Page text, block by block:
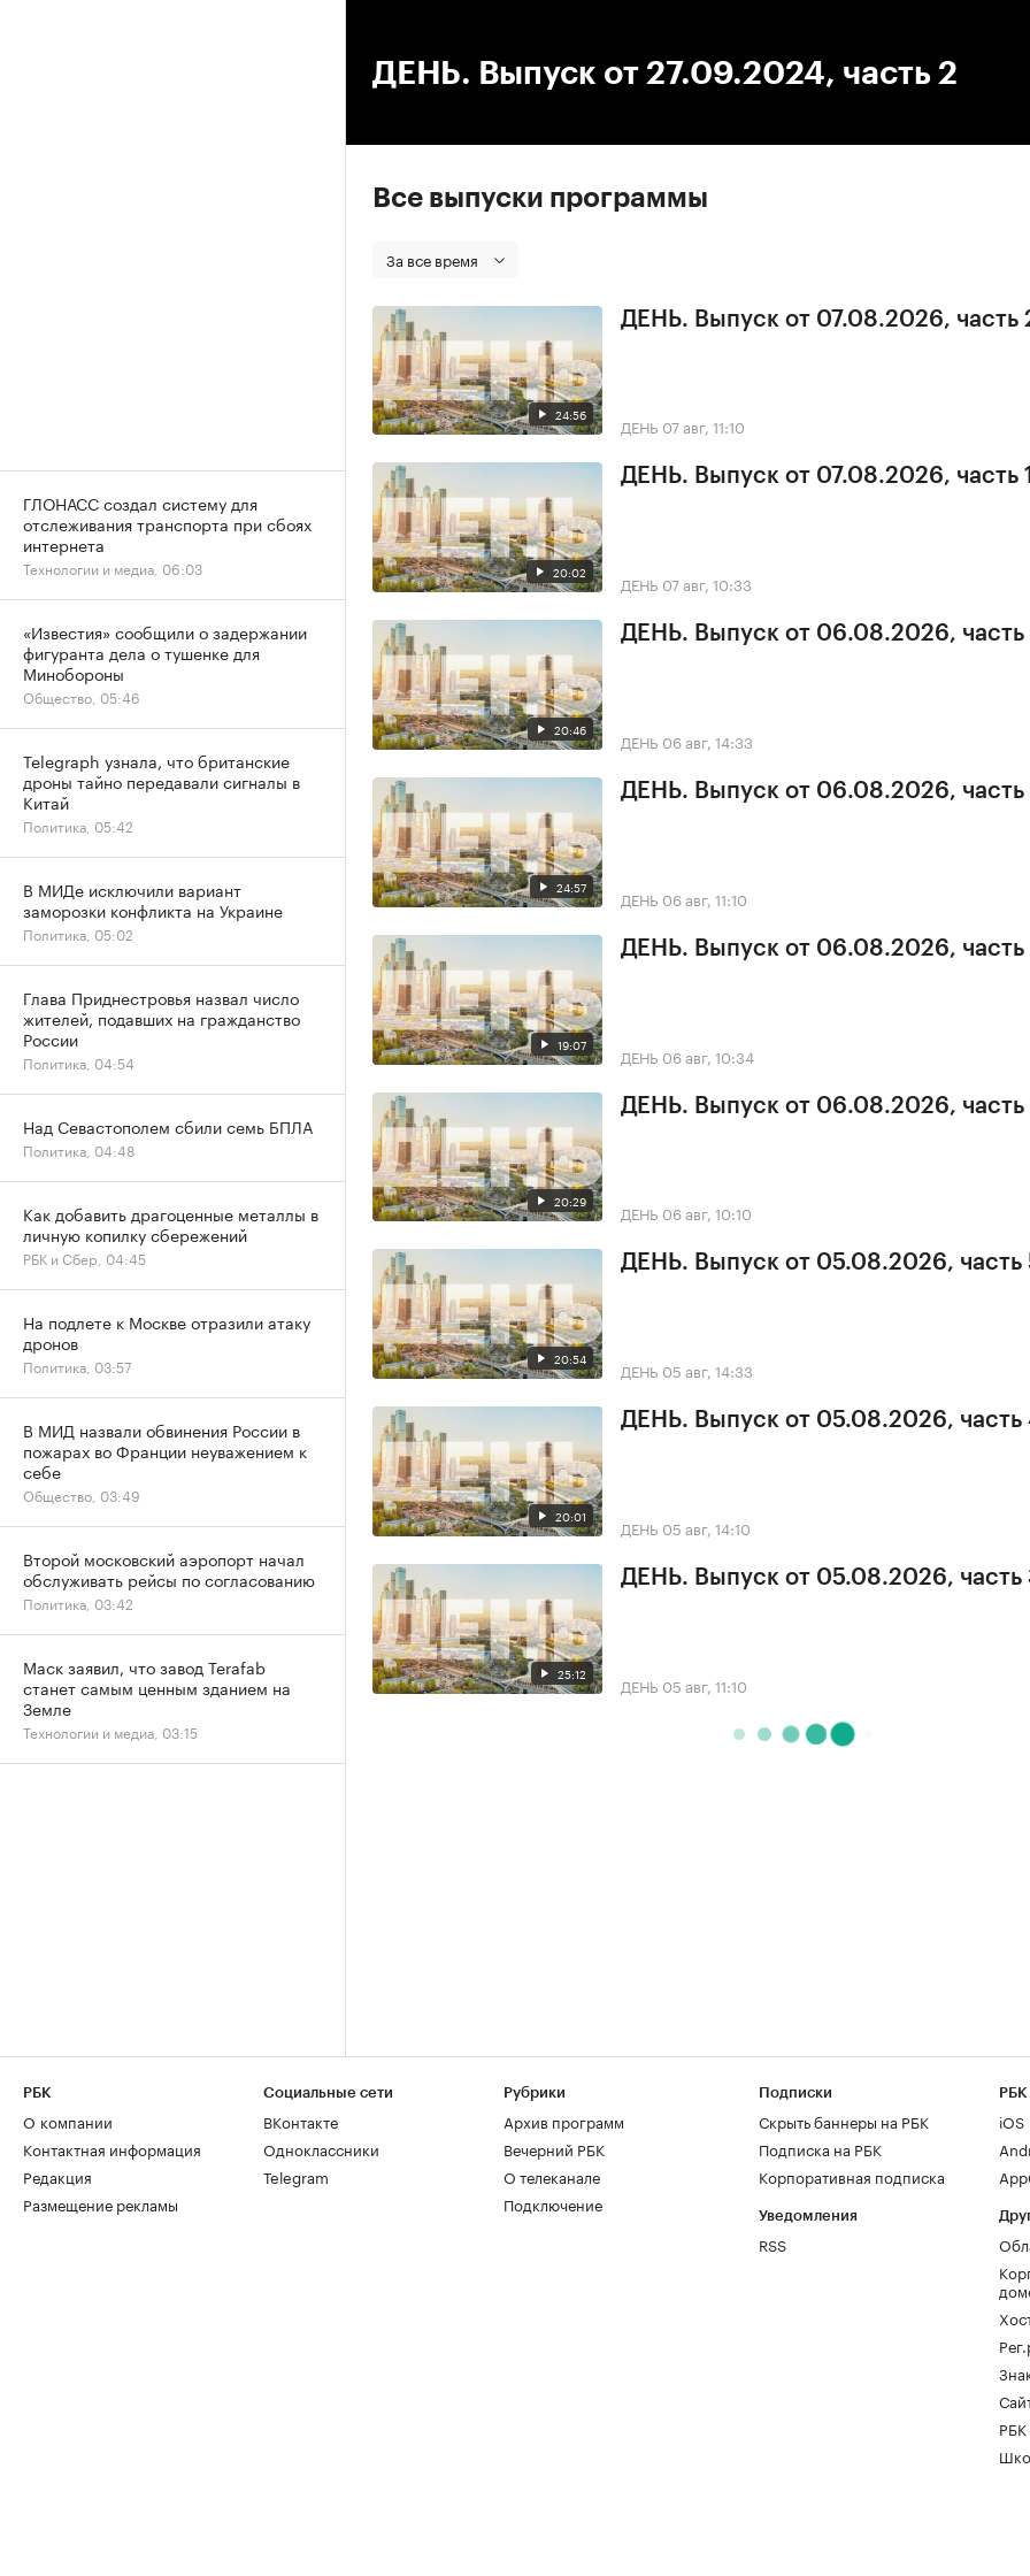
ДЕНЬ. Выпуск от 27.09.2024, часть 2
Все выпуски программы
За все время
24:56
ДЕНЬ. Выпуск от 07.08.2026, часть
ДЕНЬ 07 авг, 11:10
20:02
ДЕНЬ. Выпуск от 07.08.2026, часть 1
ДЕНЬ 07 авг, 10:33
20:46
ДЕНЬ. Выпуск от 06.08.2026, часть
ДЕНЬ 06 авг, 14:33
24:57
ДЕНЬ. Выпуск от 06.08.2026, часть
ДЕНЬ 06 авг, 11:10
19:07
ДЕНЬ. Выпуск от 06.08.2026, часть
ДЕНЬ 06 авг, 10:34
20:29
ДЕНЬ. Выпуск от 06.08.2026, часть
ДЕНЬ 06 авг, 10:10
20:54
ДЕНЬ. Выпуск от 05.08.2026, часть
ДЕНЬ 05 авг, 14:33
20:01
ДЕНЬ. Выпуск от 05.08.2026, часть
ДЕНЬ 05 авг, 14:10
25:12
ДЕНЬ. Выпуск от 05.08.2026, часть
ДЕНЬ 05 авг, 11:10
ГЛОНАСС создал систему для
отслеживания транспорта при сбоях
интернета
Технологии и медиа, 06:03
«Известия» сообщили о задержании
фигуранта дела о тушенке для
Минобороны
Общество, 05:46
Telegraph узнала, что британские
дроны тайно передавали сигналы в
Китай
Политика, 05:42
В МИДе исключили вариант
заморозки конфликта на Украине
Политика, 05:02
Глава Приднестровья назвал число
жителей, подавших на гражданство
России
Политика, 04:54
Над Севастополем сбили семь БПЛА
Политика, 04:48
Как добавить драгоценные металлы в
личную копилку сбережений
РБК и Сбер, 04:45
На подлете к Москве отразили атаку
дронов
Политика, 03:57
В МИД назвали обвинения России в
пожарах во Франции неуважением к
себе
Общество, 03:49
Второй московский аэропорт начал
обслуживать рейсы по согласованию
Политика, 03:42
Маск заявил, что завод Terafab
станет самым ценным зданием на
Земле
Технологии и медиа, 03:15
РБК
О компании
Контактная информация
Редакция
Размещение рекламы
Социальные сети
ВКонтакте
Одноклассники
Telegram
Рубрики
Архив программ
Вечерний РБК
О телеканале
Подключение
Подписки
Скрыть баннеры на РБК
Подписка на РБК
Корпоративная подписка
Уведомления
RSS
РБК
iOS